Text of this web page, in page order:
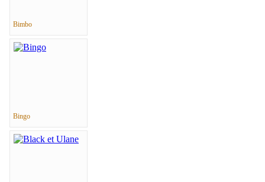
Bimbo
Bingo